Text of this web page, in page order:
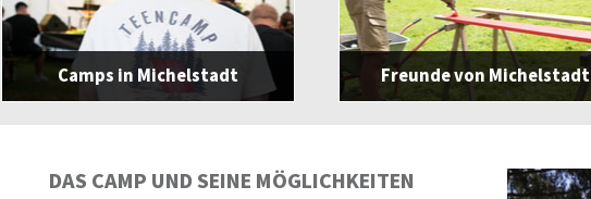
Camps in Michelstadt Freunde von Michelstadt
DAS CAMP UND SEINE MÖGLICHKEITEN